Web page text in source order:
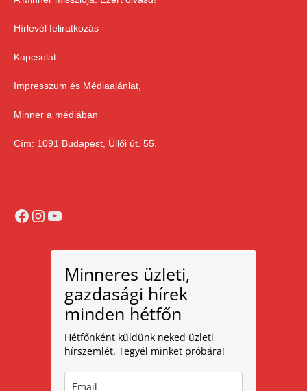
Hírlevél feliratkozás
Kapcsolat
Impresszum és Médiaajánlat,
Minner a médiában
Cím: 1091 Budapest, Üllői út. 55.
Facebook
Instagram
YouTube
Minneres üzleti,
gazdasági hírek
minden hétfőn
Hétfőnként küldünk neked üzleti
hírszemlét. Tegyél minket próbára!